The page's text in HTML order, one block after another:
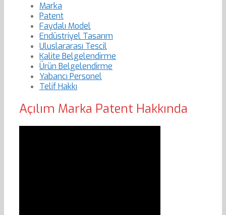
Marka
Patent
Faydalı Model
Endüstriyel Tasarım
Uluslararası Tescil
Kalite Belgelendirme
Ürün Belgelendirme
Yabancı Personel
Telif Hakkı
Açılım Marka Patent Hakkında